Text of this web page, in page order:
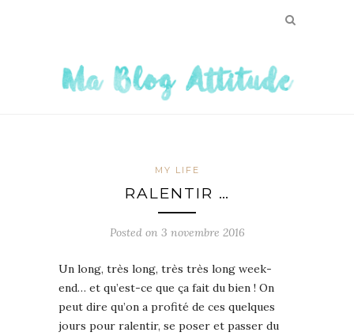
MY LIFE
RALENTIR …
Posted on 3 novembre 2016
Un long, très long, très très long week-
end… et qu’est-ce que ça fait du bien ! On
peut dire qu’on a profité de ces quelques
jours pour ralentir, se poser et passer du